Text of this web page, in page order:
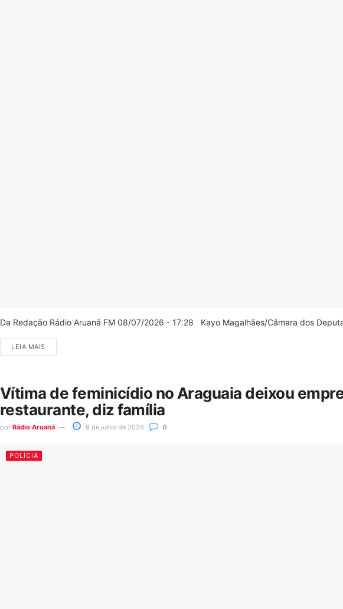
Da Redação Rádio Aruanã FM 08/07/2026 - 17:28 Kayo Magalhães/Câmara dos
LEIA MAIS
Vítima de feminicídio no Araguaia deixou
restaurante, diz família
por Rádio Aruanã 8 de julho de 2026 0
POLÍCIA